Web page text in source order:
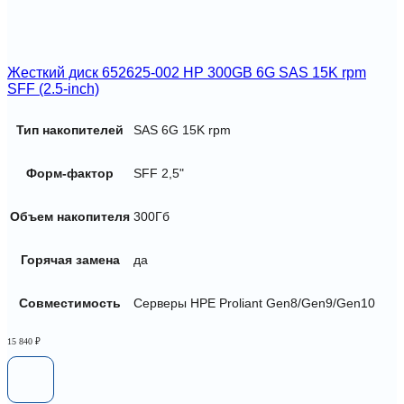
Жесткий диск 652625-002 HP 300GB 6G SAS 15K rpm
SFF (2.5-inch)
Тип накопителей SAS 6G 15K rpm
Форм-фактор SFF 2,5"
Объем накопителя 300Гб
Горячая замена да
Совместимость Серверы HPE Proliant Gen8/Gen9/Gen10
15 840 ₽